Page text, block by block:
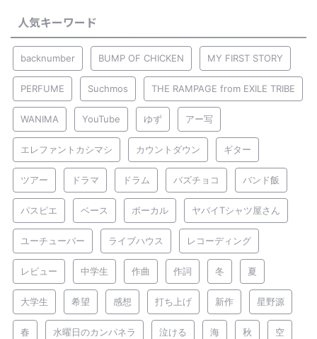
人気キーワード
backnumber BUMP OF CHICKEN MY FIRST STORY
PERFUME Suchmos THE RAMPAGE from EXILE TRIBE
WANIMA YouTube ゆず アー写
エレファントカシマシ カウントダウン ギター
ツアー ドラマ ドラム バズチョコ バンド飯
パスピエ ベース ボーカル ヤバイTシャツ屋さん
ユーチューバー ライブハウス レコーディング
レビュー 中学生 作曲 作詞 冬 夏
大学生 希望 感想 打ち上げ 新作 星野源
春 水曜日のカンパネラ 泣ける 海 秋 空